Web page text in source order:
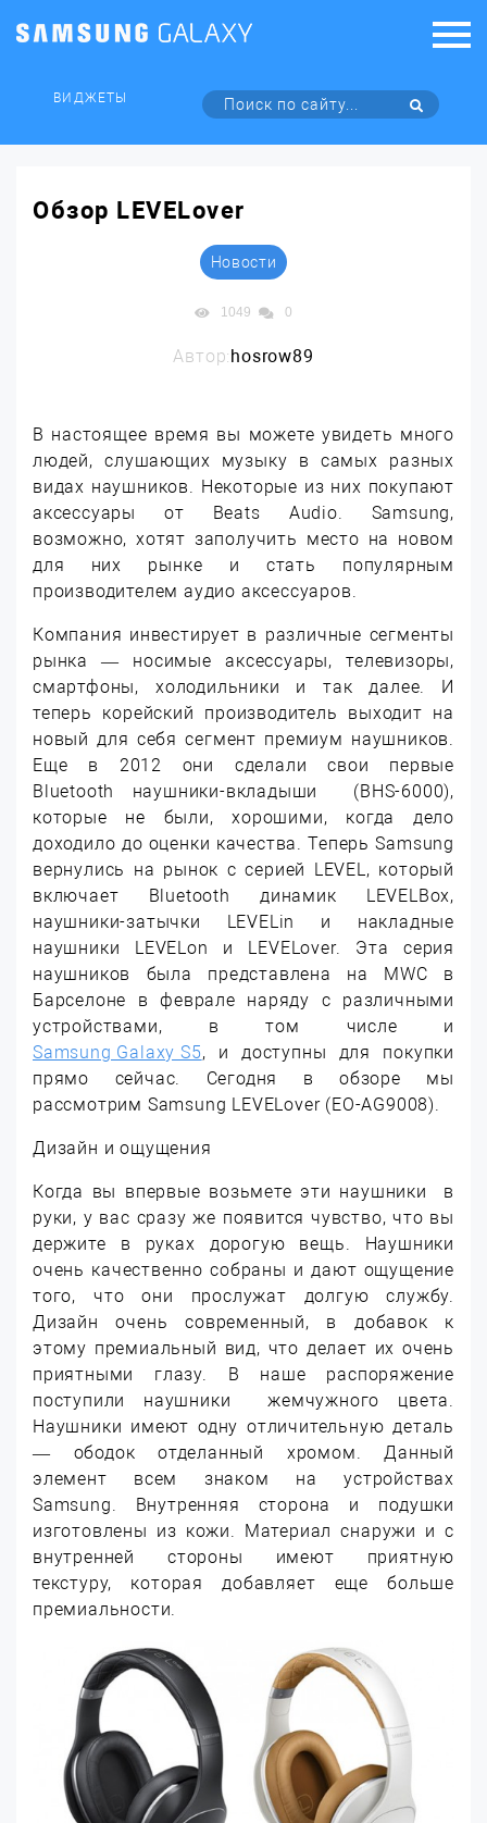
ВИДЖЕТЫ
Обзор LEVELover
Новости
1049 0
Автор:hosrow89
В настоящее время вы можете увидеть много
людей, слушающих музыку в самых разных
видах наушников. Некоторые из них покупают
аксессуары от Beats Audio. Samsung,
возможно, хотят заполучить место на новом
для них рынке и стать популярным
производителем аудио аксессуаров.
Компания инвестирует в различные сегменты
рынка — носимые аксессуары, телевизоры,
смартфоны, холодильники и так далее. И
теперь корейский производитель выходит на
новый для себя сегмент премиум наушников.
Еще в 2012 они сделали свои первые
Bluetooth наушники-вкладыши (BHS-6000),
которые не были, хорошими, когда дело
доходило до оценки качества. Теперь Samsung
вернулись на рынок с серией LEVEL, который
включает Bluetooth динамик LEVELBox,
наушники-затычки LEVELin и накладные
наушники LEVELon и LEVELover. Эта серия
наушников была представлена на MWC в
Барселоне в феврале наряду с различными
устройствами, в том числе и
Samsung Galaxy S5, и доступны для покупки
прямо сейчас. Сегодня в обзоре мы
рассмотрим Samsung LEVELover (EO-AG9008).
Дизайн и ощущения
Когда вы впервые возьмете эти наушники в
руки, у вас сразу же появится чувство, что вы
держите в руках дорогую вещь. Наушники
очень качественно собраны и дают ощущение
того, что они прослужат долгую службу.
Дизайн очень современный, в добавок к
этому премиальный вид, что делает их очень
приятными глазу. В наше распоряжение
поступили наушники жемчужного цвета.
Наушники имеют одну отличительную деталь
— ободок отделанный хромом. Данный
элемент всем знаком на устройствах
Samsung. Внутренняя сторона и подушки
изготовлены из кожи. Материал снаружи и с
внутренней стороны имеют приятную
текстуру, которая добавляет еще больше
премиальности.